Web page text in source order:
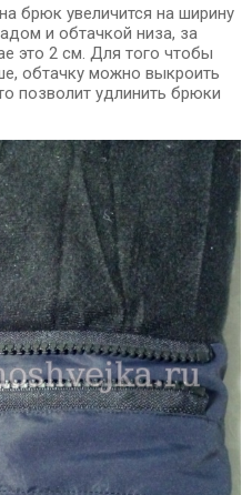
брюк увеличится на ширину
и обтачкой низа, за
это 2 см. Для того чтобы
обтачку можно выкроить
позволит удлинить брюки